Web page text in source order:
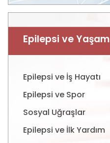
Epilepsi ve Yaşam
Epilepsi ve İş Hayatı
Epilepsi ve Spor
Sosyal Uğraşlar
Epilepsi ve İlk Yardım